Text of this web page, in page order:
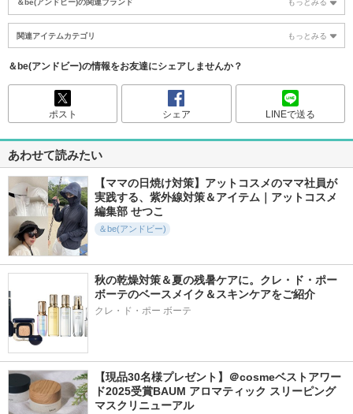
＆be(アンドビー)の関連ブランド もっとみる
関連アイテムカテゴリ もっとみる
＆be(アンドビー)の情報をお友達にシェアしませんか？
ポスト シェア LINEで送る
あわせて読みたい
【ママの日焼け対策】アットコスメのママ社員が
実践する、紫外線対策＆アイテム｜アットコスメ
編集部 せつこ
＆be(アンドビー)
秋の乾燥対策＆夏の残暑ケアに。クレ・ド・ポー
ボーテのベースメイク＆スキンケアをご紹介
クレ・ド・ポー ボーテ
【現品30名様プレゼント】＠cosmeベストアワー
ド2025受賞BAUM アロマティック スリーピング
マスクリニューアル